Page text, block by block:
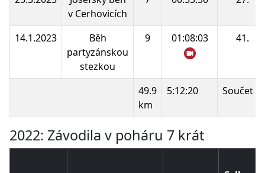
v Cerhovicích
14.1.2023
Běh
partyzánskou
stezkou
9 01:08:03 41.
49.9
km
5:12:20 Součet
2022: Závodila v poháru 7 krát